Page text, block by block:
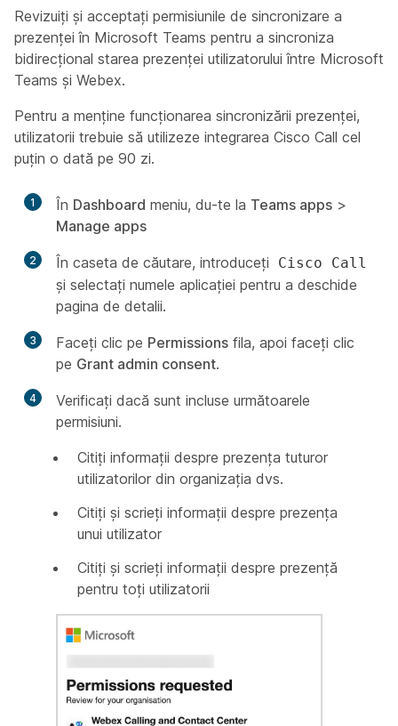
Revizuiți și acceptați permisiunile de sincronizare a
prezenței în Microsoft Teams pentru a sincroniza
bidirecțional starea prezenței utilizatorului între Microsoft
Teams și Webex.
Pentru a menține funcționarea sincronizării prezenței,
utilizatorii trebuie să utilizeze integrarea Cisco Call cel
puțin o dată pe 90 zi.
1 În Dashboard meniu, du-te la Teams apps >
Manage apps
2 În caseta de căutare, introduceți Cisco Call
și selectați numele aplicației pentru a deschide
pagina de detalii.
3 Faceți clic pe Permissions fila, apoi faceți clic
pe Grant admin consent.
4
Verificați dacă sunt incluse următoarele
permisiuni.
Citiți informații despre prezența tuturor
utilizatorilor din organizația dvs.
Citiți și scrieți informații despre prezența
unui utilizator
Citiți și scrieți informații despre prezență
pentru toți utilizatorii